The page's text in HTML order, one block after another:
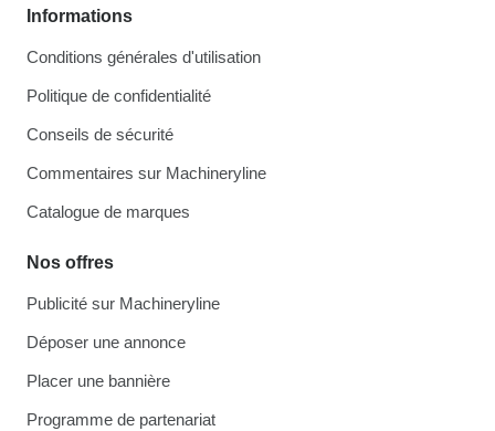
Informations
Conditions générales d'utilisation
Politique de confidentialité
Conseils de sécurité
Commentaires sur Machineryline
Catalogue de marques
Nos offres
Publicité sur Machineryline
Déposer une annonce
Placer une bannière
Programme de partenariat